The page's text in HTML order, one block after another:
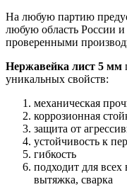
На любую партию
любую область России
проверенными
Нержавейка лист 5 мм
уникальных свойств:
механическая
коррозионная
защита от
устойчивость к
гибкость
подходит для всех
вытяжка, сварка